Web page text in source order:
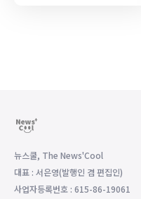
뉴스쿨, The News'Cool
대표 : 서은영(발행인 겸 편집인)
사업자등록번호 : 615-86-19061